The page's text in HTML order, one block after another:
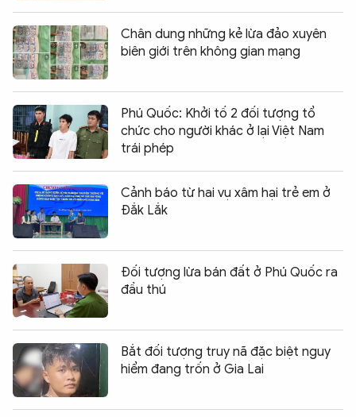
Chân dung những kẻ lừa đảo xuyên
biên giới trên không gian mạng
Phú Quốc: Khởi tố 2 đối tượng tổ
chức cho người khác ở lại Việt Nam
trái phép
Cảnh báo từ hai vụ xâm hại trẻ em ở
Đắk Lắk
Đối tượng lừa bán đất ở Phú Quốc ra
đầu thú
Bắt đối tượng truy nã đặc biệt nguy
hiểm đang trốn ở Gia Lai